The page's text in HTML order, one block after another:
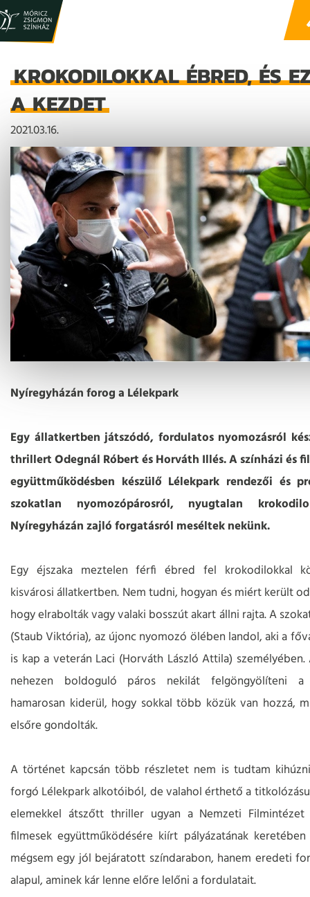
KROKODILOKKAL ÉBRED, ÉS
A KEZDET
2021.03.16.
Nyíregyházán forog a Lélekpark
Egy állatkertben játszódó, fordulatos nyomozásról
thrillert Odegnál Róbert és Horváth Illés. A színházi és
együttműködésben készülő Lélekpark rendezői és
szokatlan nyomozópárosról, nyugtalan
Nyíregyházán zajló forgatásról meséltek nekünk.
Egy éjszaka meztelen férfi ébred fel krokodilokkal
kisvárosi állatkertben. Nem tudni, hogyan és miért került
hogy elrabolták vagy valaki bosszút akart állni rajta. A
(Staub Viktória), az újonc nyomozó ölében landol, aki a
is kap a veterán Laci (Horváth László Attila) személyében.
nehezen boldoguló páros nekilát felgöngyölíteni
hamarosan kiderül, hogy sokkal több közük van hozzá,
elsőre gondolták.
A történet kapcsán több részletet nem is tudtam
forgó Lélekpark alkotóiból, de valahol érthető a
elemekkel átszőtt thriller ugyan a Nemzeti Filmintézet
filmesek együttműködésére kiírt pályázatának
mégsem egy jól bejáratott színdarabon, hanem eredeti
alapul, aminek kár lenne előre lelőni a fordulatait.